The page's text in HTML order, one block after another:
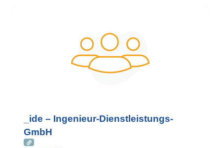
_ide – Ingenieur-Dienstleistungs-
GmbH